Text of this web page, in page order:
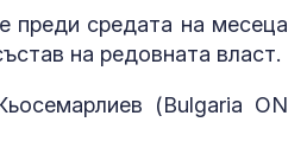
преди средата на месеца
на редовната власт.
(Bulgaria ON